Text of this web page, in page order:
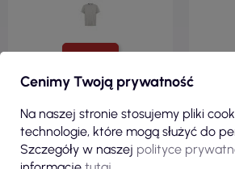
ZOBACZ
Zobacz wszystkie
Cenimy Twoją prywatność
Na naszej stronie stosujemy pliki
technologie, które mogą służyć do
Szczegóły w naszej polityce